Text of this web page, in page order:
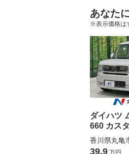
あなた
※表示価格は
ダイハツ
660 カス
香川県丸亀
39.9 万円